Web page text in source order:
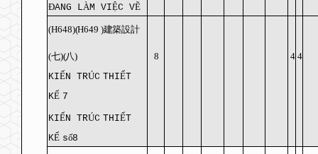
ĐANG LÀM VIỆC VẼ
(H648)(H649 )建築設計
(七)(八) 8 4 4
KIẾN TRÚC THIẾT
KẾ 7
KIẾN TRÚC THIẾT
KẾ số8